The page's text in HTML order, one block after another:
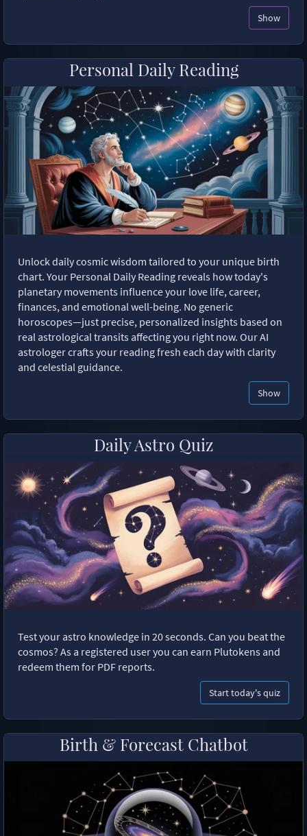
Show
Personal Daily Reading
Unlock daily cosmic wisdom tailored to your unique birth
chart. Your Personal Daily Reading reveals how today's
planetary movements influence your love life, career,
finances, and emotional well-being. No generic
horoscopes—just precise, personalized insights based on
real astrological transits affecting you right now. Our AI
astrologer crafts your reading fresh each day with clarity
and celestial guidance.
Show
Daily Astro Quiz
Test your astro knowledge in 20 seconds. Can you beat the
cosmos? As a registered user you can earn Plutokens and
redeem them for PDF reports.
Start today's quiz
Birth & Forecast Chatbot